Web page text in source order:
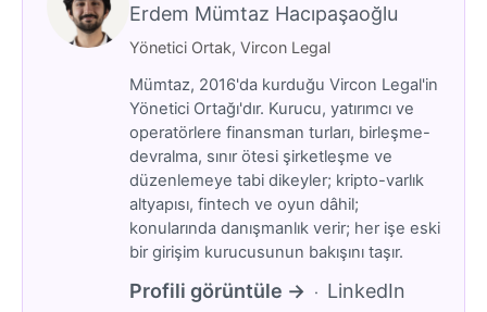
Erdem Mümtaz Hacıpaşaoğlu
Yönetici Ortak, Vircon Legal
Mümtaz, 2016'da kurduğu Vircon Legal'in
Yönetici Ortağı'dır. Kurucu, yatırımcı ve
operatörlere finansman turları, birleşme-
devralma, sınır ötesi şirketleşme ve
düzenlemeye tabi dikeyler; kripto-varlık
altyapısı, fintech ve oyun dâhil;
konularında danışmanlık verir; her işe eski
bir girişim kurucusunun bakışını taşır.
Profili görüntüle → · LinkedIn